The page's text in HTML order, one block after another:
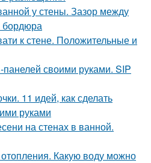
у стены. Зазор между
бордюра
к стене. Положительные и
своими руками. SIP
11 идей, как сделать
руками
на стенах в ванной.
Какую воду можно